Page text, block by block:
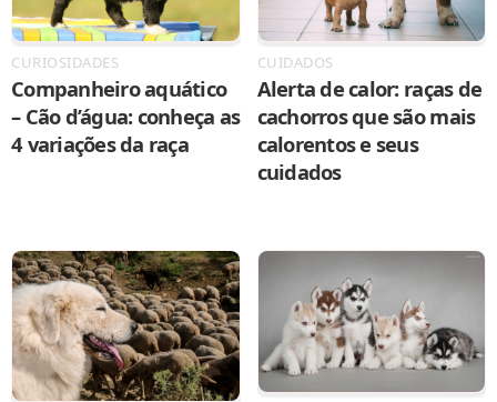
CURIOSIDADES
Companheiro aquático
– Cão d’água: conheça as
4 variações da raça
CUIDADOS
Alerta de calor: raças de
cachorros que são mais
calorentos e seus
cuidados